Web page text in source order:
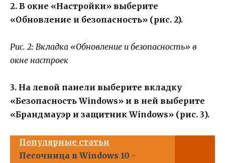
2. В окне «Настройки» выберите
«Обновление и безопасность» (рис. 2).
Рис. 2: Вкладка «Обновление и безопасность» в
окне настроек
3. На левой панели выберите вкладку
«Безопасность Windows» и в ней выберите
«Брандмауэр и защитник Windows» (рис. 3).
Популярные статьи
Песочница в Windows 10 -